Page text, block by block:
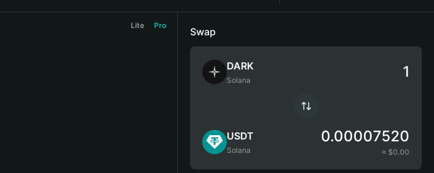
Lite Pro
Swap
DARK
Solana
USDT
Solana
0.00007520
≈ $0.00